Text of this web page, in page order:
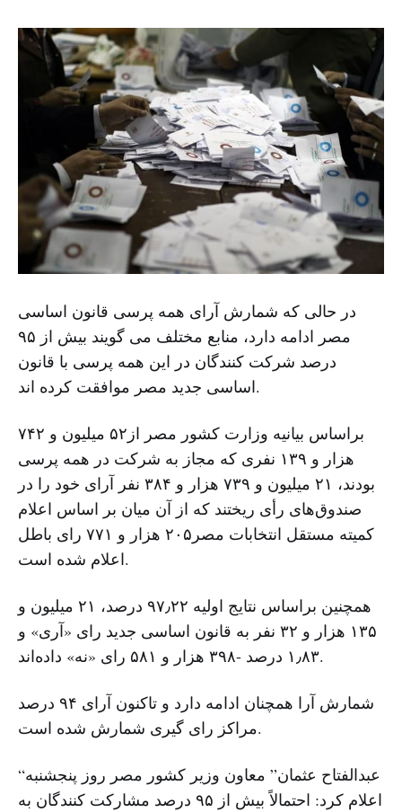
در حالی که شمارش آرای همه پرسی قانون اساسی
مصر ادامه دارد، منابع مختلف می گویند بیش از ۹۵
درصد شرکت کنندگان در این همه پرسی با قانون
اساسی جدید مصر موافقت کرده اند.
براساس بیانیه وزارت کشور مصر از۵۲ میلیون و ۷۴۲
هزار و ۱۳۹ نفری که مجاز به شرکت در همه ‌پرسی
بودند، ۲۱ میلیون و ۷۳۹ هزار و ۳۸۴ نفر آرای خود را در
صندوق‌های رأی ریختند که از آن میان بر اساس اعلام
کمیته مستقل انتخابات مصر۲۰۵ هزار و ۷۷۱ رای باطل
اعلام شده است.
همچنین براساس نتایج اولیه ۹۷٫۲۲ درصد، ۲۱ میلیون و
۱۳۵ هزار و ۳۲ نفر به قانون اساسی جدید رای «آری» و
۱٫۸۳ درصد -۳۹۸ هزار و ۵۸۱ رای «نه» داده‌اند.
شمارش آرا همچنان ادامه دارد و تاکنون آرای ۹۴ درصد
مراکز رای گیری شمارش شده است.
“عبدالفتاح عثمان” معاون وزیر کشور مصر روز پنجشنبه
اعلام کرد: احتمالاً بیش از ۹۵ درصد مشارکت کنندگان به